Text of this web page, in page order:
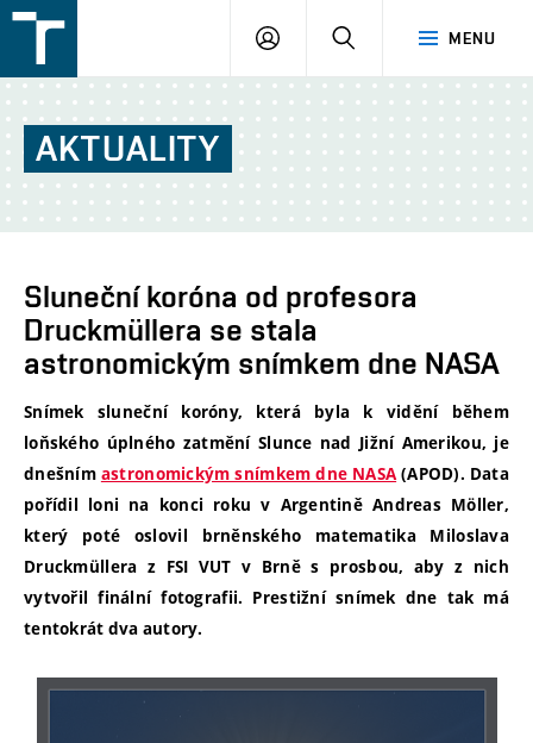
v
Brně
MENU
PŘIHLÁŠENÍ
AKTUALITY
Sluneční koróna od profesora
Druckmüllera se stala
astronomickým snímkem dne NASA
Snímek sluneční koróny, která byla k vidění během
loňského úplného zatmění Slunce nad Jižní Amerikou, je
dnešním astronomickým snímkem dne NASA(APOD). Data
pořídil loni na konci roku v Argentině Andreas Möller,
který poté oslovil brněnského matematika Miloslava
Druckmüllera z FSI VUT v Brně s prosbou, aby z nich
vytvořil finální fotografii. Prestižní snímek dne tak má
tentokrát dva autory.